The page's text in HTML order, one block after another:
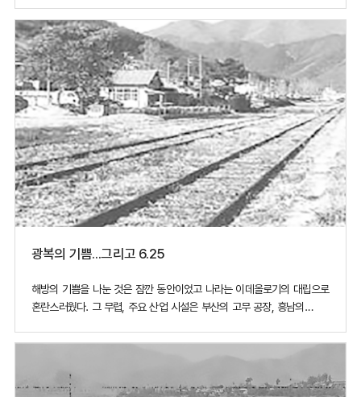
안정되자 집안에서는 나를 장가 보내려고 성화였다. 1943년 잠시 대구로
와서 사촌 여동생의 소개로 선을 봤는데 나와는 7살 차이 나는 아가
광복의 기쁨…그리고 6.25
해방의 기쁨을 나눈 것은 잠깐 동안이었고 나라는 이데올로기의 대립으로
혼란스러웠다. 그 무렵, 주요 산업 시설은 부산의 고무 공장, 흥남의
우리나라는 대륙으로 진출하기 위한 통로 쯤으로 여겨 철로와 도로